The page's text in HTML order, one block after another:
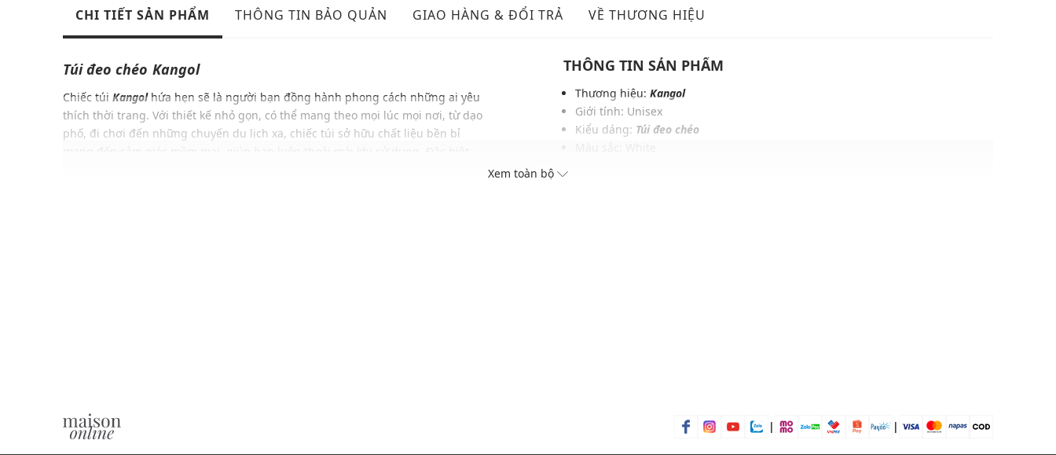
CHI TIẾT SẢN PHẨM THÔNG TIN BẢO QUẢN GIAO HÀNG & ĐỔI TRẢ VỀ THƯƠNG HIỆU
Túi đeo chéo Kangol
Chiếc túi Kangol hứa hẹn sẽ là người bạn đồng hành phong cách những ai yêu
thích thời trang. Với thiết kế nhỏ gọn, có thể mang theo mọi lúc mọi nơi, từ dạo
phố, đi chơi đến những chuyến du lịch xa, chiếc túi sở hữu chất liệu bền bỉ
THÔNG TIN SẢN PHẨM
Thương hiệu: Kangol
Giới tính: Unisex
Kiểu dáng: Túi đeo chéo
Xem toàn bộ
| |